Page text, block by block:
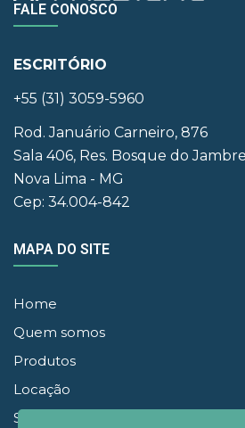
FALE CONOSCO
ESCRITÓRIO
+55 (31) 3059-5960
Rod. Januário Carneiro, 876
Sala 406, Res. Bosque do
Nova Lima - MG
Cep: 34.004-842
MAPA DO SITE
Home
Quem somos
Produtos
Locação
Simuladores